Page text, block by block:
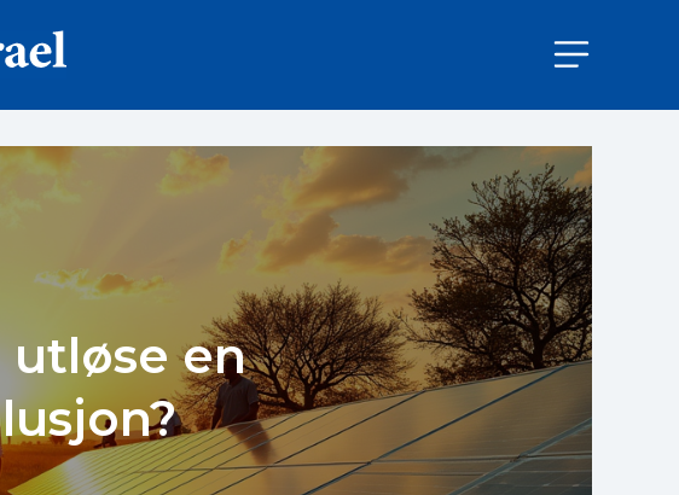
utløse en